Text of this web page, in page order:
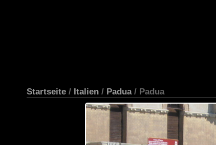
Startseite / Italien / Padua/ Padua